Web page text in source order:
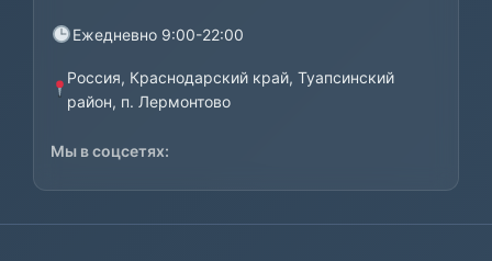
Ежедневно 9:00-22:00
Россия, Краснодарский край, Туапсинский
район, п. Лермонтово
Мы в соцсетях: